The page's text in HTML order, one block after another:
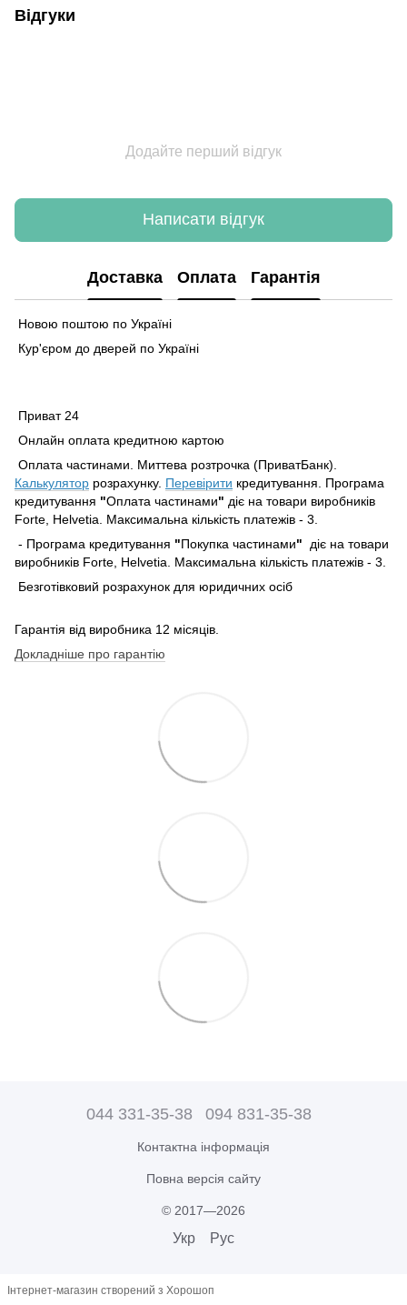
Відгуки
Додайте перший відгук
Написати відгук
Доставка Оплата Гарантія
Новою поштою по Україні
Кур'єром до дверей по Україні
Приват 24
Онлайн оплата кредитною картою
Оплата частинами. Миттева розтрочка (ПриватБанк).
Калькулятор розрахунку. Перевірити кредитування. Програма
кредитування "Оплата частинами" діє на товари виробників
Forte, Helvetia. Максимальна кількість платежів - 3.
- Програма кредитування "Покупка частинами" діє на товари
виробників Forte, Helvetia. Максимальна кількість платежів - 3.
Безготівковий розрахунок для юридичних осіб
Гарантія від виробника 12 місяців.
Докладніше про гарантію
044 331-35-38 094 831-35-38
Контактна інформація
Повна версія сайту
© 2017—2026
Укр Рус
Інтернет-магазин створений з Хорошоп